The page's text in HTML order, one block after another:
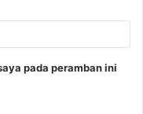
pada peramban ini